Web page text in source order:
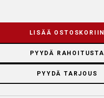
LISÄÄ OSTOSKORIIN
PYYDÄ RAHOITUSTA
PYYDÄ TARJOUS